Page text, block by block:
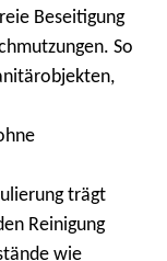
Beseitigung
So
trägt
Reinigung
wie